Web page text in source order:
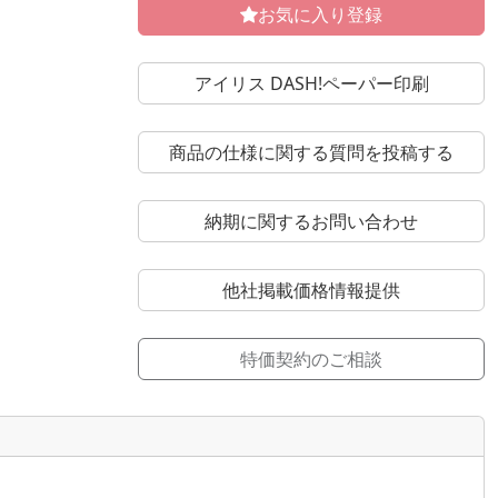
お気に入り登録
アイリス DASH!ペーパー印刷
商品の仕様に関する質問を投稿する
納期に関するお問い合わせ
他社掲載価格情報提供
特価契約のご相談